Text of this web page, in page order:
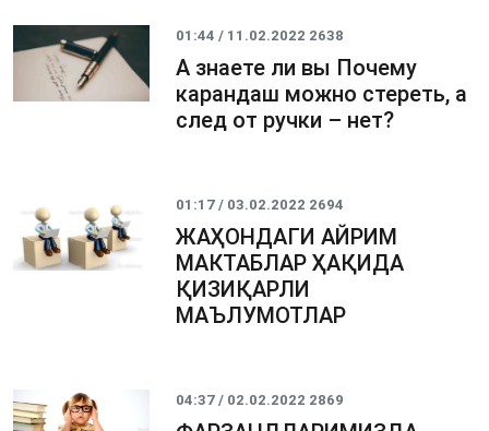
01:44 / 11.02.2022 2638
А знаете ли вы Почему
карандаш можно стереть, а
след от ручки – нет?
01:17 / 03.02.2022 2694
ЖАҲОНДАГИ АЙРИМ
МАКТАБЛАР ҲАҚИДА
ҚИЗИҚАРЛИ
МАЪЛУМОТЛАР
04:37 / 02.02.2022 2869